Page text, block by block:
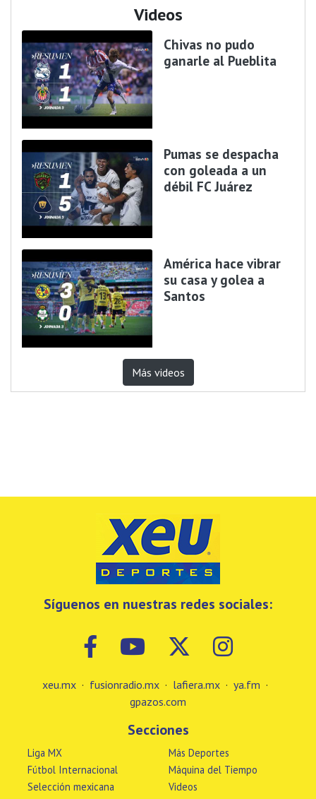
Videos
Chivas no pudo
ganarle al Pueblita
Pumas se despacha
con goleada a un
débil FC Juárez
América hace vibrar
su casa y golea a
Santos
Más videos
Síguenos en nuestras redes sociales:
xeu.mx · fusionradio.mx · lafiera.mx · ya.fm ·
gpazos.com
Secciones
Liga MX
Fútbol Internacional
Selección mexicana
Más Deportes
Máquina del Tiempo
Videos